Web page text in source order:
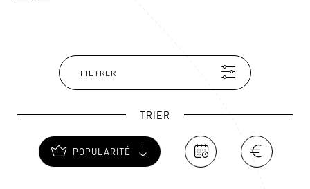
chaque année entre fin août et début septembre.
FILTRER
TRIER
POPULARITÉ